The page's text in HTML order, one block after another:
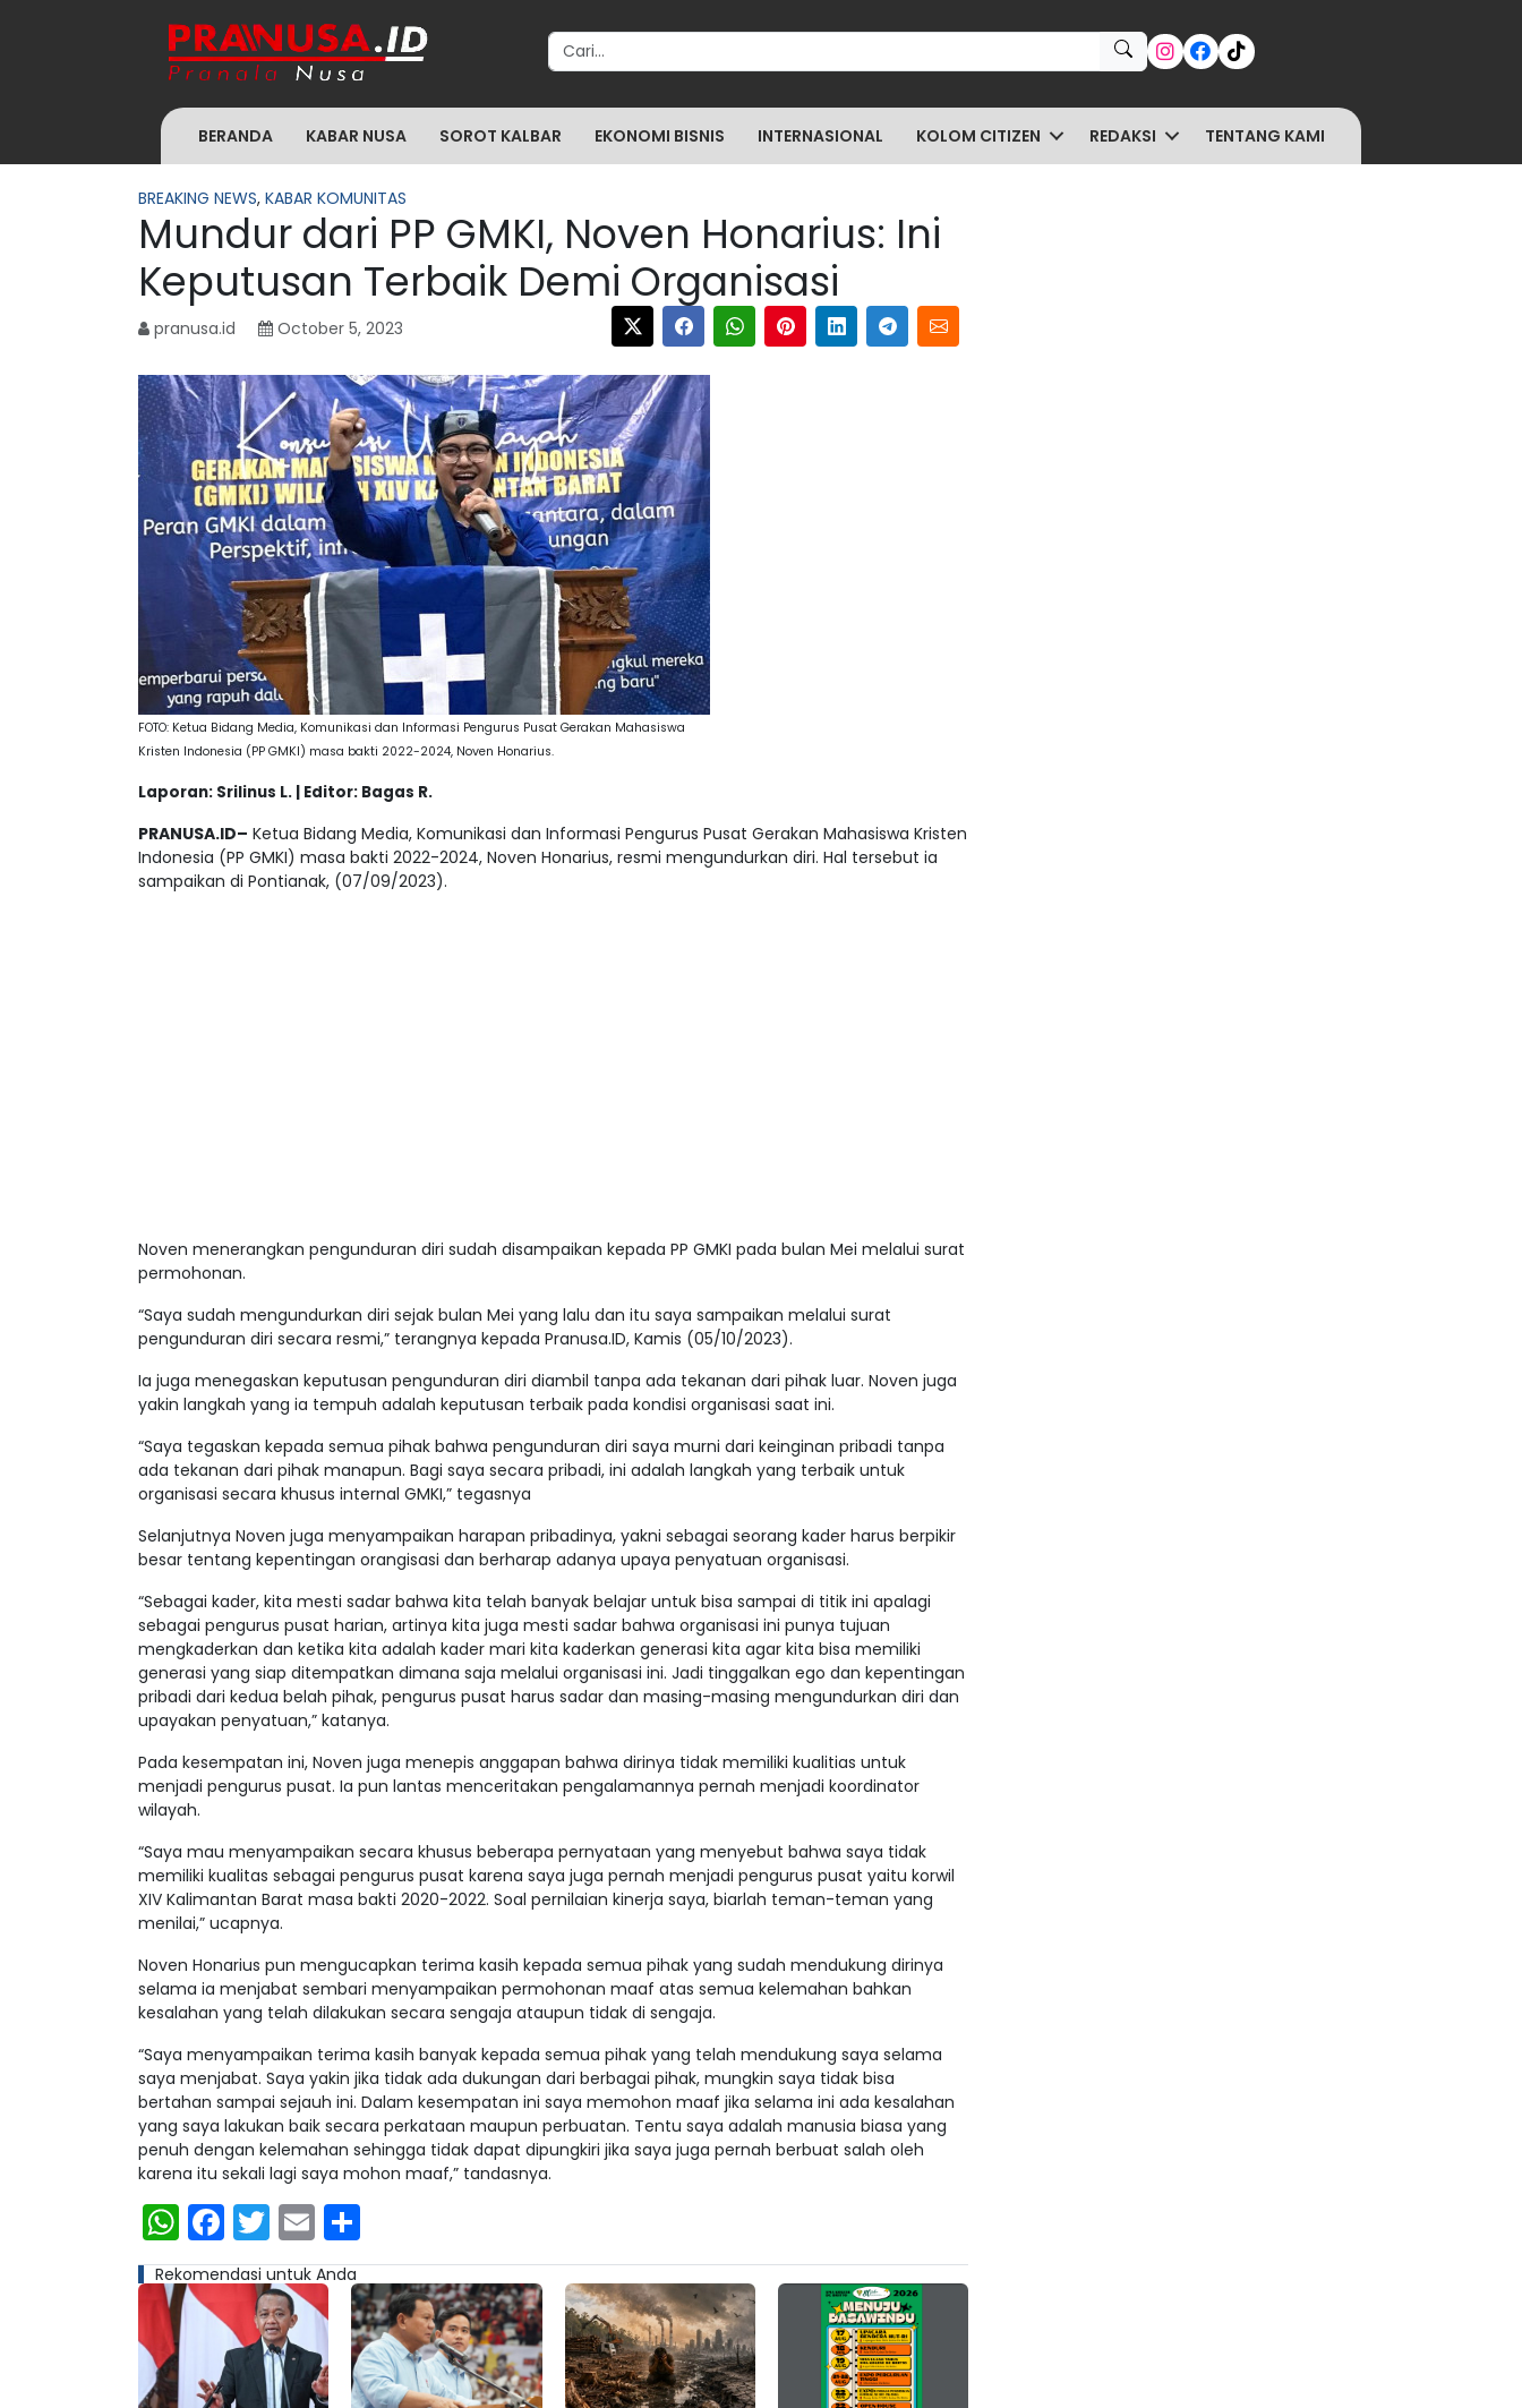
Search for:
BERANDA KABAR NUSA SOROT KALBAR EKONOMI BISNIS INTERNASIONAL KOLOM CITIZEN REDAKSI TENTANG KAMI
BREAKING NEWS, KABAR KOMUNITAS
Mundur dari PP GMKI, Noven Honarius: Ini
Keputusan Terbaik Demi Organisasi
pranusa.id October 5, 2023
FOTO: Ketua Bidang Media, Komunikasi dan Informasi Pengurus Pusat Gerakan Mahasiswa
Kristen Indonesia (PP GMKI) masa bakti 2022-2024, Noven Honarius.
Laporan: Srilinus L. | Editor: Bagas R.
PRANUSA.ID– Ketua Bidang Media, Komunikasi dan Informasi Pengurus Pusat Gerakan Mahasiswa Kristen
Indonesia (PP GMKI) masa bakti 2022-2024, Noven Honarius, resmi mengundurkan diri. Hal tersebut ia
sampaikan di Pontianak, (07/09/2023).
Noven menerangkan pengunduran diri sudah disampaikan kepada PP GMKI pada bulan Mei melalui surat
permohonan.
“Saya sudah mengundurkan diri sejak bulan Mei yang lalu dan itu saya sampaikan melalui surat
pengunduran diri secara resmi,” terangnya kepada Pranusa.ID, Kamis (05/10/2023).
Ia juga menegaskan keputusan pengunduran diri diambil tanpa ada tekanan dari pihak luar. Noven juga
yakin langkah yang ia tempuh adalah keputusan terbaik pada kondisi organisasi saat ini.
“Saya tegaskan kepada semua pihak bahwa pengunduran diri saya murni dari keinginan pribadi tanpa
ada tekanan dari pihak manapun. Bagi saya secara pribadi, ini adalah langkah yang terbaik untuk
organisasi secara khusus internal GMKI,” tegasnya
Selanjutnya Noven juga menyampaikan harapan pribadinya, yakni sebagai seorang kader harus berpikir
besar tentang kepentingan orangisasi dan berharap adanya upaya penyatuan organisasi.
“Sebagai kader, kita mesti sadar bahwa kita telah banyak belajar untuk bisa sampai di titik ini apalagi
sebagai pengurus pusat harian, artinya kita juga mesti sadar bahwa organisasi ini punya tujuan
mengkaderkan dan ketika kita adalah kader mari kita kaderkan generasi kita agar kita bisa memiliki
generasi yang siap ditempatkan dimana saja melalui organisasi ini. Jadi tinggalkan ego dan kepentingan
pribadi dari kedua belah pihak, pengurus pusat harus sadar dan masing-masing mengundurkan diri dan
upayakan penyatuan,” katanya.
Pada kesempatan ini, Noven juga menepis anggapan bahwa dirinya tidak memiliki kualitias untuk
menjadi pengurus pusat. Ia pun lantas menceritakan pengalamannya pernah menjadi koordinator
wilayah.
“Saya mau menyampaikan secara khusus beberapa pernyataan yang menyebut bahwa saya tidak
memiliki kualitas sebagai pengurus pusat karena saya juga pernah menjadi pengurus pusat yaitu korwil
XIV Kalimantan Barat masa bakti 2020-2022. Soal pernilaian kinerja saya, biarlah teman-teman yang
menilai,” ucapnya.
Noven Honarius pun mengucapkan terima kasih kepada semua pihak yang sudah mendukung dirinya
selama ia menjabat sembari menyampaikan permohonan maaf atas semua kelemahan bahkan
kesalahan yang telah dilakukan secara sengaja ataupun tidak di sengaja.
“Saya menyampaikan terima kasih banyak kepada semua pihak yang telah mendukung saya selama
saya menjabat. Saya yakin jika tidak ada dukungan dari berbagai pihak, mungkin saya tidak bisa
bertahan sampai sejauh ini. Dalam kesempatan ini saya memohon maaf jika selama ini ada kesalahan
yang saya lakukan baik secara perkataan maupun perbuatan. Tentu saya adalah manusia biasa yang
penuh dengan kelemahan sehingga tidak dapat dipungkiri jika saya juga pernah berbuat salah oleh
karena itu sekali lagi saya mohon maaf,” tandasnya.
WhatsApp
Facebook
Twitter
Email
Rekomendasi untuk Anda